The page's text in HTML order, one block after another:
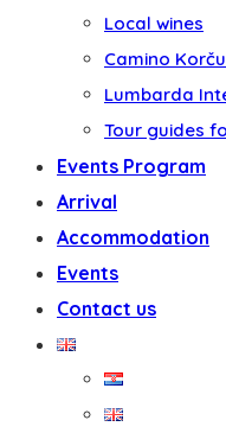
Local wines
Camino
Lumbarda
Tour guides
Events Program
Arrival
Accommodation
Events
Contact us